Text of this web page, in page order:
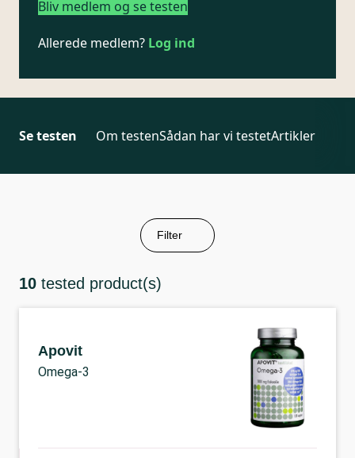
Bliv medlem og se testen
Allerede medlem? Log ind
Se testen Om testenSådan har vi testetArtikler
Filter
10 tested product(s)
Apovit
Omega-3